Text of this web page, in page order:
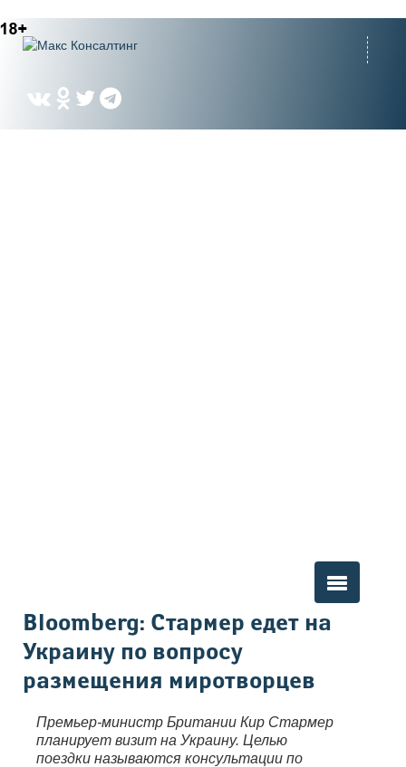
Вы здесь
Bloomberg: Стармер едет на
Украину по вопросу
размещения миротворцев
Премьер-министр Британии Кир Стармер
планирует визит на Украину. Целью
поездки называются консультации по